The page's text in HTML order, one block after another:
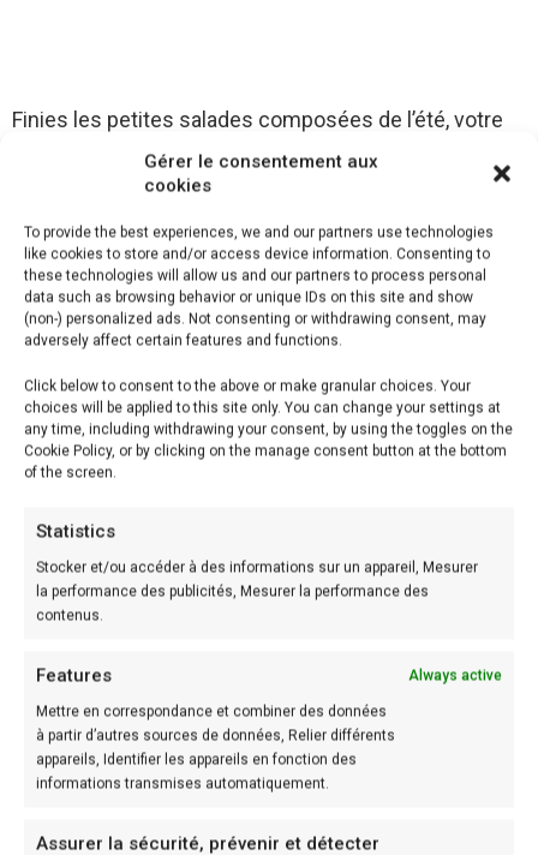
Gérer le consentement aux
cookies
To provide the best experiences, we and our partners use technologies
like cookies to store and/or access device information. Consenting to
these technologies will allow us and our partners to process personal
data such as browsing behavior or unique IDs on this site and show
(non-) personalized ads. Not consenting or withdrawing consent, may
adversely affect certain features and functions.
Click below to consent to the above or make granular choices. Your
choices will be applied to this site only. You can change your settings at
any time, including withdrawing your consent, by using the toggles on the
Cookie Policy, or by clicking on the manage consent button at the bottom
of the screen.
Statistics
Stocker et/ou accéder à des informations sur un appareil, Mesurer
la performance des publicités, Mesurer la performance des
contenus.
Features Always active
Mettre en correspondance et combiner des données
à partir d’autres sources de données, Relier différents
appareils, Identifier les appareils en fonction des
informations transmises automatiquement.
Assurer la sécurité, prévenir et détecter
Finies les petites salades composées de l’été, votre
corps réclame des plats pour supporter le froid en ce
rude hiver ! de lardons, un bon reblochon, des œufs et
des oignons, il n’en faut pas plus pour réussir cette
recette de muffins salés facile et rapide à préparer.
Donc, pour la recette, il vous faut :
Temps de préparation : 15 minutes
Temps de cuisson : 18 minutes
Recette pour 9 moelleux
Ingrédients:
– 180g de farine
– 1 sachet de levure chimique
– 3 œufs
– 1 oignon
– 125g de reblochon